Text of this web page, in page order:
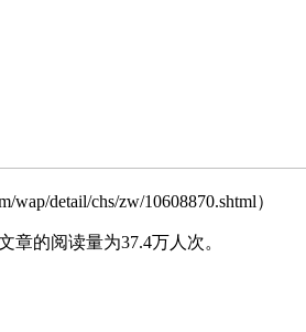
wap/detail/chs/zw/10608870.shtml）
章的阅读量为37.4万人次。